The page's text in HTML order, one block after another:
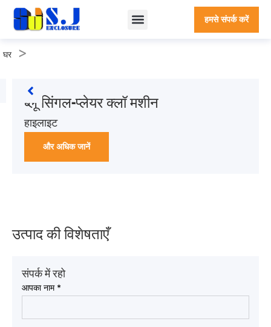
हमसे संपर्क करें
घर >
ब्लू सिंगल-प्लेयर क्लॉ मशीन
हाइलाइट
और अधिक जानें
उत्पाद की विशेषताएँ
संपर्क में रहो
आपका नाम *